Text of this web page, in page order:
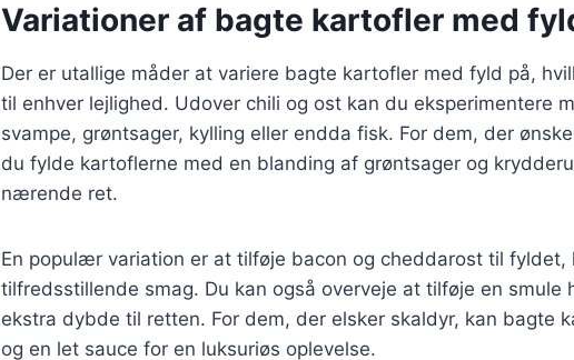
Variationer af bagte kartofler med
Der er utallige måder at variere bagte kartofler med fyld på,
til enhver lejlighed. Udover chili og ost kan du eksperimentere
svampe, grøntsager, kylling eller endda fisk. For dem, der
du fylde kartoflerne med en blanding af grøntsager og
nærende ret.
En populær variation er at tilføje bacon og cheddarost til fyldet,
tilfredsstillende smag. Du kan også overveje at tilføje en smule
ekstra dybde til retten. For dem, der elsker skaldyr, kan bagte
og en let sauce for en luksuriøs oplevelse.